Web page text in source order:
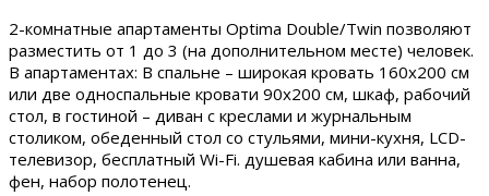
2-комнатные апартаменты Optima Double/Twin позволяют
разместить от 1 до 3 (на дополнительном месте) человек.
В апартаментах: В спальне – широкая кровать 160х200 см
или две односпальные кровати 90х200 см, шкаф, рабочий
стол, в гостиной – диван с креслами и журнальным
столиком, обеденный стол со стульями, мини-кухня, LCD-
телевизор, бесплатный Wi-Fi. душевая кабина или ванна,
фен, набор полотенец.